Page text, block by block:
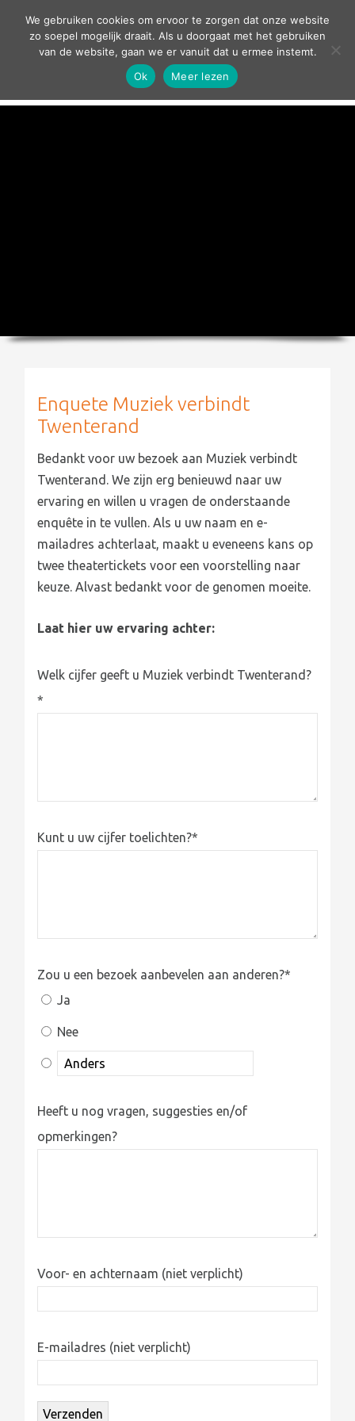
contact
Enquete Muziek verbindt
Twenterand
Bedankt voor uw bezoek aan Muziek verbindt
Twenterand. We zijn erg benieuwd naar uw
ervaring en willen u vragen de onderstaande
enquête in te vullen. Als u uw naam en e-
mailadres achterlaat, maakt u eveneens kans op
twee theatertickets voor een voorstelling naar
keuze. Alvast bedankt voor de genomen moeite.
Laat hier uw ervaring achter:
Welk cijfer geeft u Muziek verbindt Twenterand?
*
Kunt u uw cijfer toelichten?*
Zou u een bezoek aanbevelen aan anderen?*
Ja
Nee
Heeft u nog vragen, suggesties en/of
opmerkingen?
Voor- en achternaam (niet verplicht)
E-mailadres (niet verplicht)
We gebruiken cookies om ervoor te zorgen dat onze website
zo soepel mogelijk draait. Als u doorgaat met het gebruiken
van de website, gaan we er vanuit dat u ermee instemt.
Ok
Meer lezen